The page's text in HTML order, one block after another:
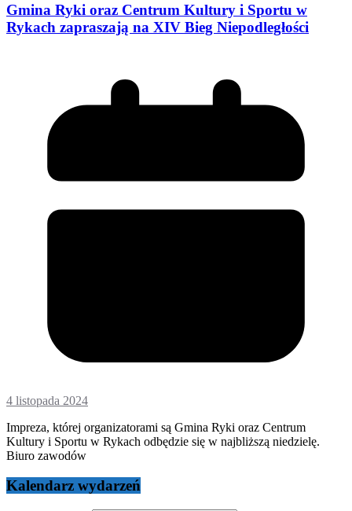
Gmina Ryki oraz Centrum Kultury i Sportu w
Rykach zapraszają na XIV Bieg Niepodległości
4 listopada 2024
Impreza, której organizatorami są Gmina Ryki oraz Centrum
Kultury i Sportu w Rykach odbędzie się w najbliższą niedzielę.
Biuro zawodów
Kalendarz wydarzeń